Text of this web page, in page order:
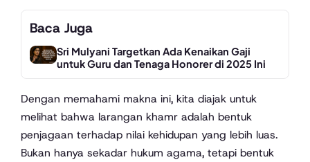
Baca Juga
Sri Mulyani Targetkan Ada Kenaikan Gaji
untuk Guru dan Tenaga Honorer di 2025 Ini
Dengan memahami makna ini, kita diajak untuk
melihat bahwa larangan khamr adalah bentuk
penjagaan terhadap nilai kehidupan yang lebih luas.
Bukan hanya sekadar hukum agama, tetapi bentuk